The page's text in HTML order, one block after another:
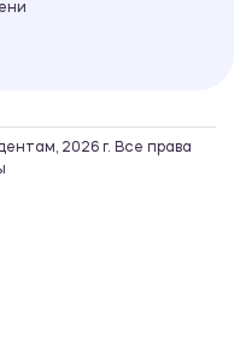
2026 г. Все права